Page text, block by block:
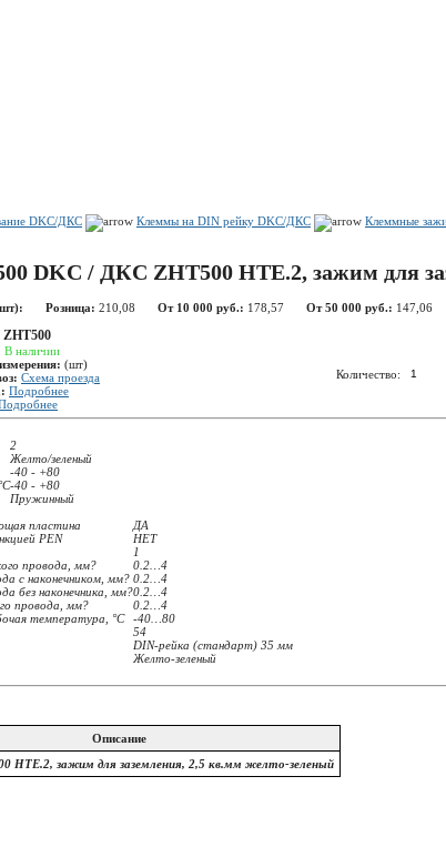
DKC/ДКС Клеммы на DIN рейку DKC/ДКС Клеммные
DKC / ДКС ZHT500 HTE.2, зажим для
Розница: 210,08 От 10 000 руб.: 178,57 От 50 000 руб.: 147,06
ZHT500
В наличии
(шт)
Схема проезда
Подробнее
Количество:
2
Желто/зеленый
-40 - +80
-40 - +80
Пружинный
пластина
ДА
PEN
НЕТ
1
провода, мм?
0.2…4
с наконечником, мм? 0.2…4
без наконечника, мм?0.2…4
провода, мм?
0.2…4
температура, °C
-40…80
54
DIN-рейка (стандарт) 35 мм
Желто-зеленый
Описание
HTE.2, зажим для заземления, 2,5 кв.мм желто-зеленый